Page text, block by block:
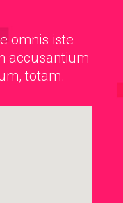
omnis iste
accusantium
totam.